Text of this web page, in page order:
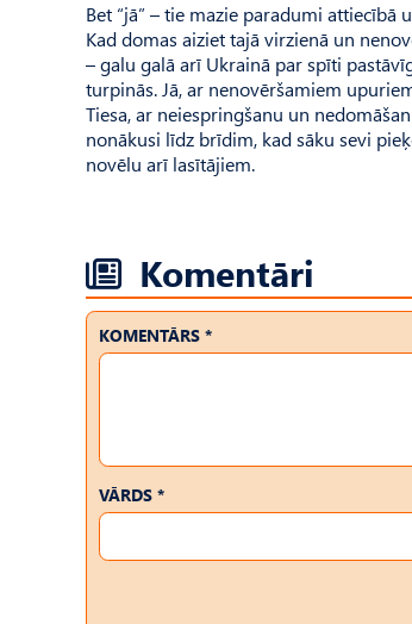
Bet “jā” – tie mazie paradumi
Kad domas aiziet tajā virzienā un
– galu galā arī Ukrainā par spīti
turpinās. Jā, ar nenovēršamiem
Tiesa, ar neiespringšanu un
nonākusi līdz brīdim, kad sāku sevi
novēlu arī lasītājiem.
Komentāri
KOMENTĀRS *
VĀRDS *